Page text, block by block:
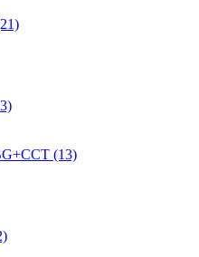
(13)